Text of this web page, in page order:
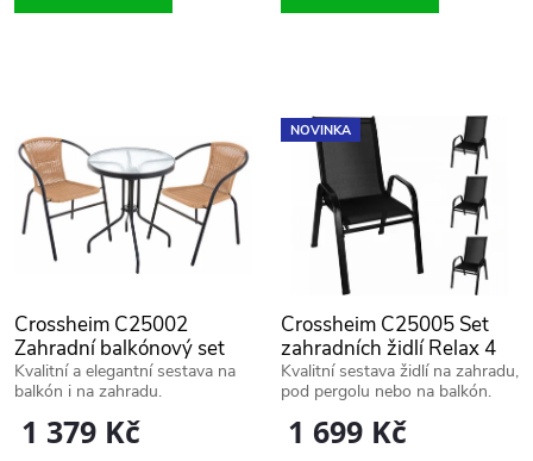
t
ů
t
ů
Crossheim C25002
Zahradní balkónový set
2+1 Miami Rattan PE
hnědý
1 379 Kč
Kvalitní a elegantní sestava na
balkón i na zahradu.
NOVINKA
Crossheim C25005 Set
zahradních židlí Relax 4
ks
1 699 Kč
Kvalitní sestava židlí na zahradu,
pod pergolu nebo na balkón.